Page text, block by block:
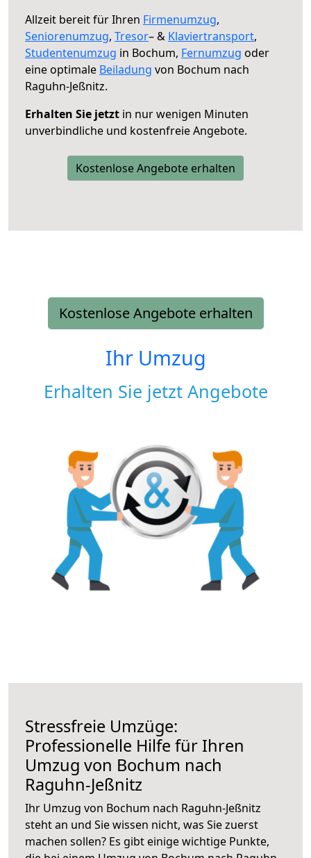
Allzeit bereit für Ihren Firmenumzug,
Seniorenumzug, Tresor– & Klaviertransport,
Studentenumzug in Bochum, Fernumzug oder
eine optimale Beiladung von Bochum nach
Raguhn-Jeßnitz.
Erhalten Sie jetzt in nur wenigen Minuten
unverbindliche und kostenfreie Angebote.
Kostenlose Angebote erhalten
Kostenlose Angebote erhalten
Ihr Umzug
Erhalten Sie jetzt Angebote
Stressfreie Umzüge:
Professionelle Hilfe für Ihren
Umzug von Bochum nach
Raguhn-Jeßnitz
Ihr Umzug von Bochum nach Raguhn-Jeßnitz
steht an und Sie wissen nicht, was Sie zuerst
machen sollen? Es gibt einige wichtige Punkte,